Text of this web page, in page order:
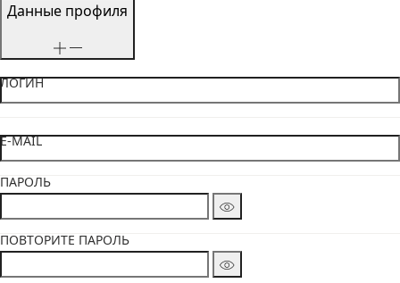
Данные профиля
ЛОГИН
E-MAIL
ПАРОЛЬ
ПОВТОРИТЕ ПАРОЛЬ